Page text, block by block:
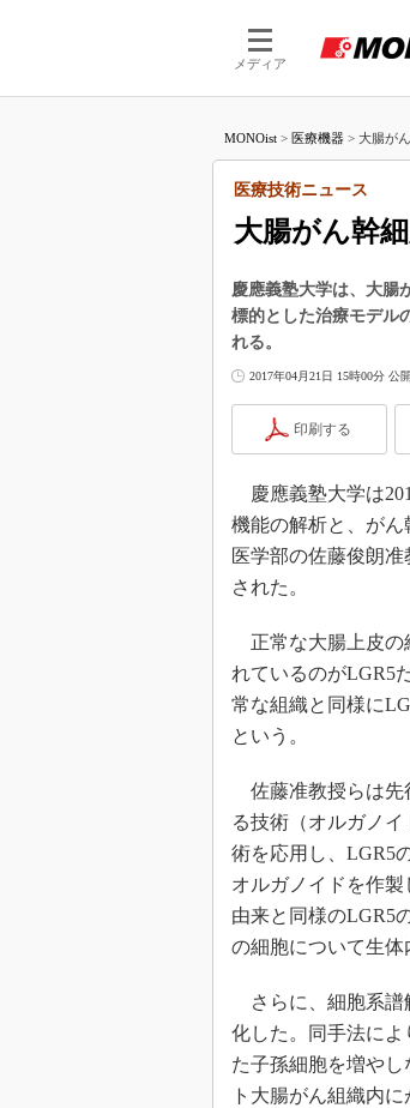
メディア
MONOist > 医療機器 > 大腸が
大腸がん幹
医療技術ニュース
慶應義塾大学は、大腸
標的とした治療モデル
れる。
2017年04月21日 15時00分 公開
印刷する
慶應義塾大学は
機能の解析と、が
医学部の佐藤俊朗
された。
正常な大腸上皮の
れているのがLGR5
常な組織と同様に
という。
佐藤准教授らは先
る技術（オルガノ
術を応用し、LGR5
オルガノイドを作
由来と同様のLGR5
の細胞について生体
さらに、細胞系譜
化した。同手法に
た子孫細胞を増や
ト大腸がん組織内